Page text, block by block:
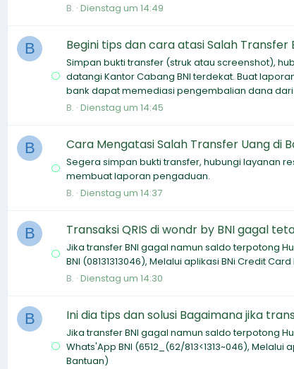
B. Dienstag um 14:49
B Begini tips dan cara atasi Salah Transfer
Simpan bukti transfer (struk atau screenshot),
datangi Kantor Cabang BNI terdekat. Buat
bank dapat memediasi pengembalian dana dari
B. Dienstag um 14:45
B Cara Mengatasi Salah Transfer Uang di
Segera simpan bukti transfer, hubungi layanan
membuat laporan pengaduan.
B. Dienstag um 14:37
B Transaksi QRIS di wondr by BNI gagal
Jika transfer BNI gagal namun saldo terpotong
BNI (08131313046), Melalui aplikasi BNi Credit
B. Dienstag um 14:30
B Ini dia tips dan solusi Bagaimana jika
Jika transfer BNI gagal namun saldo terpotong
Whats'App BNI (6512_(62/813<1313~046),
Bantuan)